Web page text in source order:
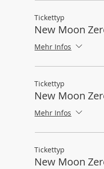
Tickettyp
New Moon
Mehr Infos
Tickettyp
New Moon
Mehr Infos
Tickettyp
New Moon